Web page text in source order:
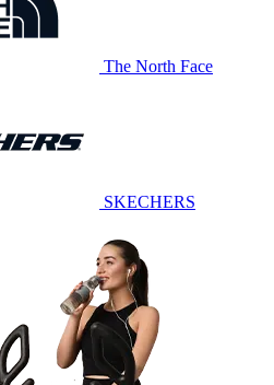
The North Face
SKECHERS